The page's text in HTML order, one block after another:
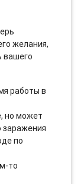
желания,
вашего
работы в
но может
заражения
по
то